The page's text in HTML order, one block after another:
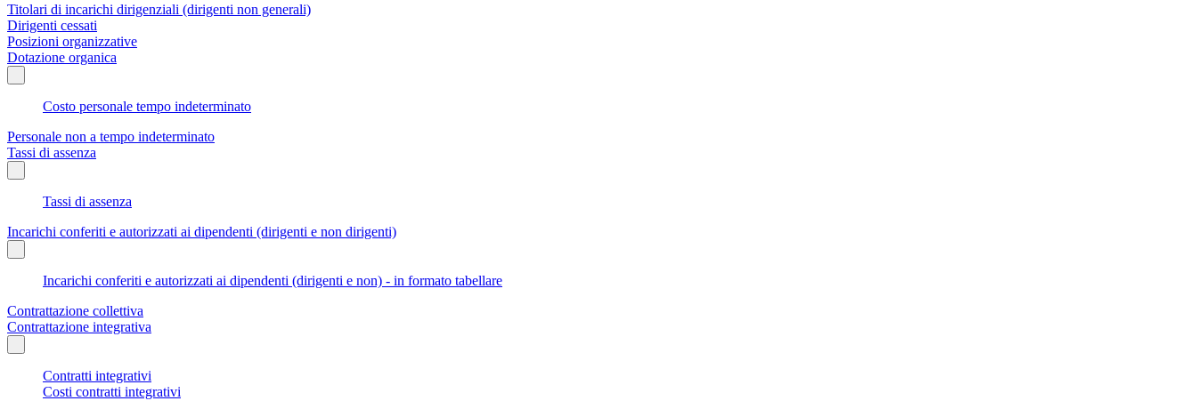
Titolari di incarichi dirigenziali (dirigenti non generali)
Dirigenti cessati
Posizioni organizzative
Dotazione organica
Costo personale tempo indeterminato
Personale non a tempo indeterminato
Tassi di assenza
Tassi di assenza
Incarichi conferiti e autorizzati ai dipendenti (dirigenti e non dirigenti)
Incarichi conferiti e autorizzati ai dipendenti (dirigenti e non) - in formato tabellare
Contrattazione collettiva
Contrattazione integrativa
Contratti integrativi
Costi contratti integrativi